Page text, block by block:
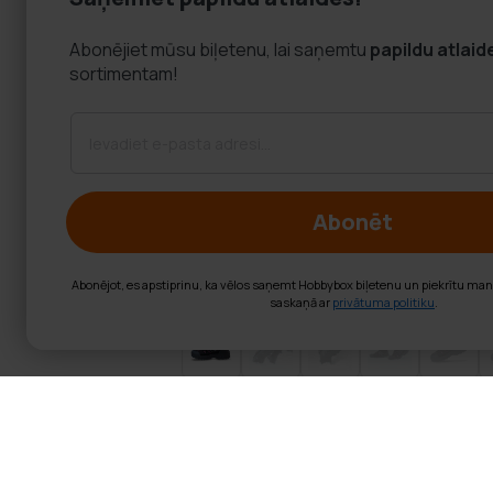
Abonējiet mūsu biļetenu, lai saņemtu papildu
sortimentam!
Abonēt
Abonējot, es apstiprinu, ka vēlos saņemt Hobbybox biļetenu un piekrītu
saskaņā ar privātuma politiku.